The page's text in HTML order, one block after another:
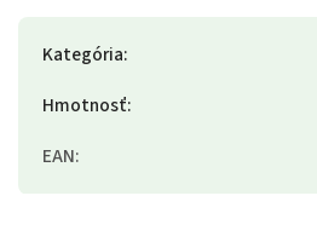
Kategória:
Hmotnosť:
EAN: